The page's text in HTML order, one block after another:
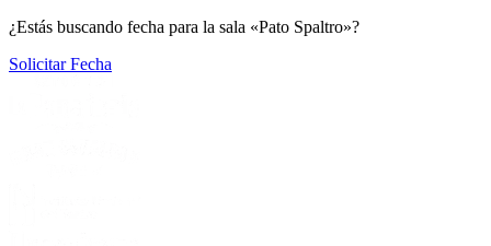
¿Estás buscando fecha para la sala «Pato Spaltro»?
Solicitar Fecha